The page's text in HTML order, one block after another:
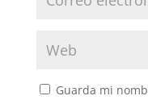
Guarda mi